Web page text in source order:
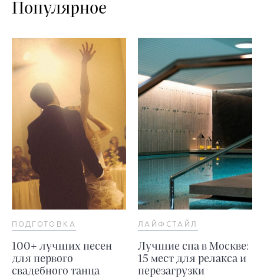
Популярное
ПОДГОТОВКА
100+ лучших песен
для первого
свадебного танца
ЛАЙФСТАЙЛ
Лучшие спа в Москве:
15 мест для релакса и
перезагрузки